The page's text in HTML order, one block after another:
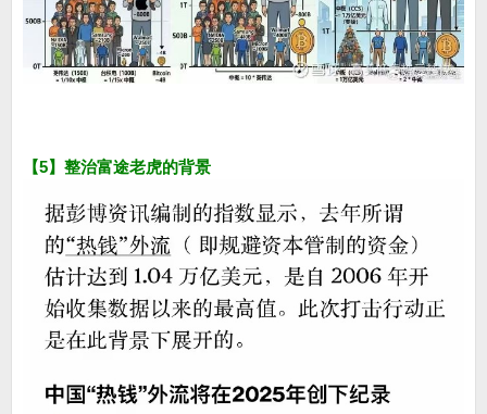
【5】整治富途老虎的背景